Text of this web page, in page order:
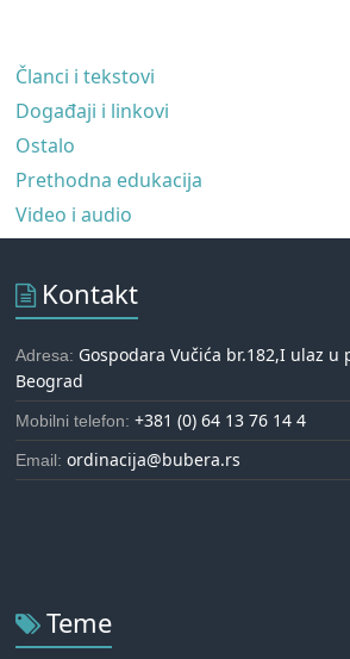
Članci i tekstovi
Događaji i linkovi
Ostalo
Prethodna edukacija
Video i audio
Kontakt
Adresa: Gospodara Vučića br.182,I ulaz u
Beograd
Mobilni telefon:+381 (0) 64 13 76 14 4
Email:ordinacija@bubera.rs
Teme